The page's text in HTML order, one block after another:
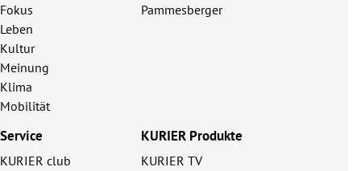
Fokus
Leben
Kultur
Meinung
Klima
Mobilität
Pammesberger
Service
KURIER club
KURIER Produkte
KURIER TV